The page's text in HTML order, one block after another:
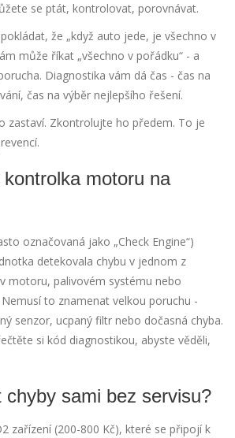
se ptát, kontrolovat, porovnávat.
že „když auto jede, je všechno v
může říkat „všechno v pořádku“ - a
Diagnostika vám dá čas - čas na
čas na výběr nejlepšího řešení.
zastaví. Zkontrolujte ho předem. To je
motoru na
označovaná jako „Check Engine“)
detekovala chybu v jednom z
motoru, palivovém systému nebo
to znamenat velkou poruchu -
senzor, ucpaný filtr nebo dočasná chyba.
si kód diagnostikou, abyste věděli,
chyby sami bez servisu?
zařízení (200-800 Kč), které se připojí k